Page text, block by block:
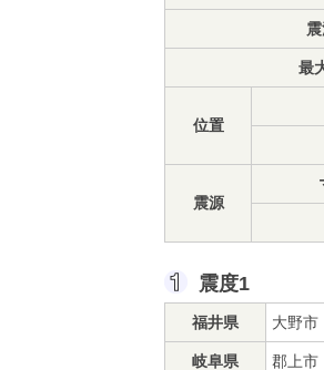
最
位置
震源
震度1
福井県 大野市
岐阜県 郡上市